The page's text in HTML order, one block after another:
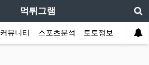
먹튀그램
커뮤니티 스포츠분석 토토정보